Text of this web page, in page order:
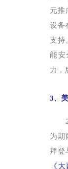
元推
设备
支持
能安
力，
3、
为期
拜登
《